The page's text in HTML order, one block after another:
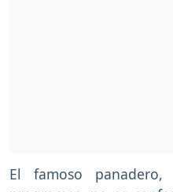
El famoso